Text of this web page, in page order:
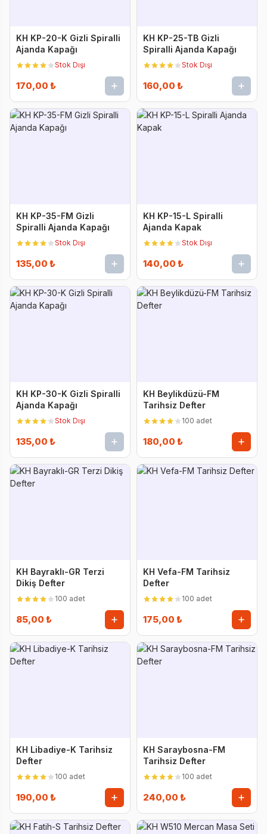
KH KP-20-K Gizli Spiralli
Ajanda Kapağı
Stok Dışı
170,00 ₺
KH KP-25-TB Gizli
Spiralli Ajanda Kapağı
Stok Dışı
160,00 ₺
KH KP-35-FM Gizli
Spiralli Ajanda Kapağı
Stok Dışı
135,00 ₺
KH KP-15-L Spiralli
Ajanda Kapak
Stok Dışı
140,00 ₺
KH KP-30-K Gizli Spiralli
Ajanda Kapağı
Stok Dışı
135,00 ₺
KH Beylikdüzü-FM
Tarihsiz Defter
100 adet
180,00 ₺
KH Bayraklı-GR Terzi
Dikiş Defter
100 adet
85,00 ₺
KH Vefa-FM Tarihsiz
Defter
100 adet
175,00 ₺
KH Libadiye-K Tarihsiz
Defter
100 adet
190,00 ₺
KH Saraybosna-FM
Tarihsiz Defter
100 adet
240,00 ₺